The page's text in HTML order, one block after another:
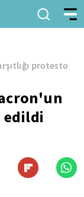
protesto
edildi